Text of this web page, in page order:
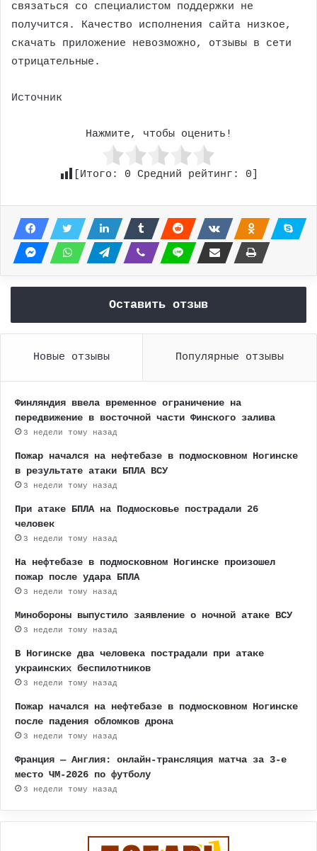
связаться со специалистом поддержки не
получится. Качество исполнения сайта низкое,
скачать приложение невозможно, отзывы в сети
отрицательные.
Источник
Нажмите, чтобы оценить!
[Итого: 0 Средний рейтинг: 0
Оставить отзыв
Новые отзывы Популярные отзывы
Финляндия ввела временное ограничение на
передвижение в восточной части Финского залива
3 недели тому назад
Пожар начался на нефтебазе в подмосковном Ногинске
в результате атаки БПЛА ВСУ
3 недели тому назад
При атаке БПЛА на Подмосковье пострадали 26
человек
3 недели тому назад
На нефтебазе в подмосковном Ногинске произошел
пожар после удара БПЛА
3 недели тому назад
Минобороны выпустило заявление о ночной атаке ВСУ
3 недели тому назад
В Ногинске два человека пострадали при атаке
украинских беспилотников
3 недели тому назад
Пожар начался на нефтебазе в подмосковном Ногинске
после падения обломков дрона
3 недели тому назад
Франция — Англия: онлайн-трансляция матча за 3-е
место ЧМ-2026 по футболу
3 недели тому назад